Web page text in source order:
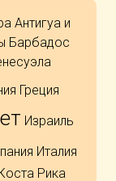
Антигуа и
Барбадос
Греция
Израиль
Италия
Рика